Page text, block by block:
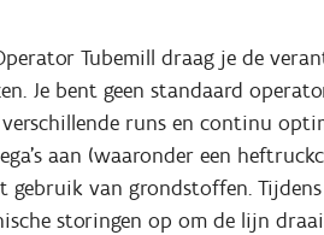
Tubemill draag je de
Je bent geen standaard
runs en continu
aan (waaronder een
gebruik van grondstoffen.
storingen op om de lijn